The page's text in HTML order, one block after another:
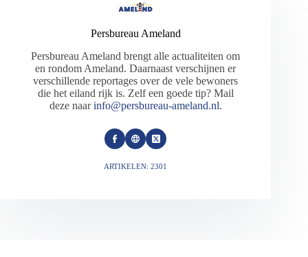
Persbureau Ameland
Persbureau Ameland brengt alle actualiteiten om
en rondom Ameland. Daarnaast verschijnen er
verschillende reportages over de vele bewoners
die het eiland rijk is. Zelf een goede tip? Mail
deze naarinfo@persbureau-ameland.nl.
ARTIKELEN: 2301